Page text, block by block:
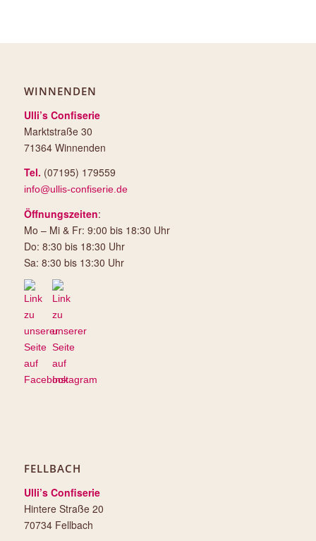
WINNENDEN
Ulli’s Confiserie
Marktstraße 30
71364 Winnenden
Tel. (07195) 179559
info@ullis-confiserie.de
Öffnungszeiten:
Mo – Mi & Fr: 9:00 bis 18:30 Uhr
Do: 8:30 bis 18:30 Uhr
Sa: 8:30 bis 13:30 Uhr
FELLBACH
Ulli’s Confiserie
Hintere Straße 20
70734 Fellbach